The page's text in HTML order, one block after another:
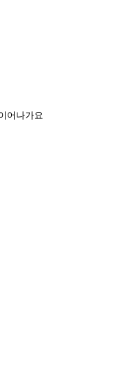
어나가요